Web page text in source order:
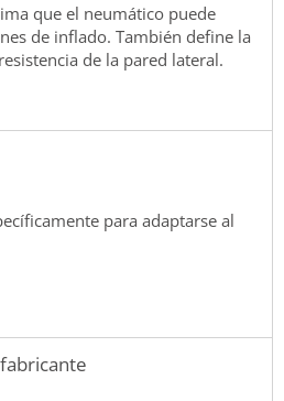
que el neumático puede
de inflado. También define la
de la pared lateral.
para adaptarse al